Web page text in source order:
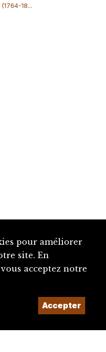
18...
pour améliorer
site. En
acceptez notre
Accepter